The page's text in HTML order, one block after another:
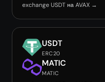
exchange USDT на AVAX →
USDT
ERC20
MATIC
MATIC